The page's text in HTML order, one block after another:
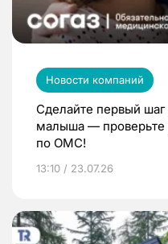
Новости компаний
Сделайте первый
малыша — проверьте
по ОМС!
13:10 / 23.07.26